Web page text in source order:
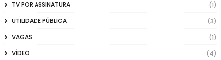
TV POR ASSINATURA
(1)
UTILIDADE PÚBLICA
(3)
VAGAS
(1)
VÍDEO
(4)